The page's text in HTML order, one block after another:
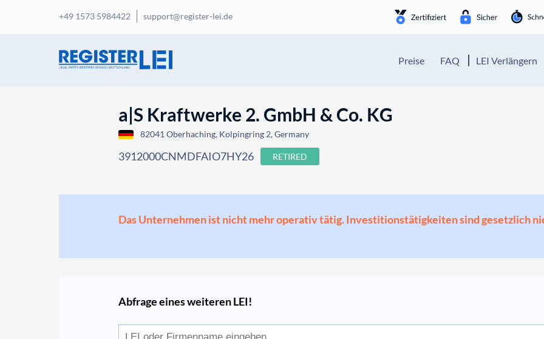
+49 1573 5984422 support@register-lei.de
Preise FAQ LEI Verlängern
a|S Kraftwerke 2. GmbH & Co. KG
82041 Oberhaching, Kolpingring 2, Germany
3912000CNMDFAIO7HY26 RETIRED
Das Unternehmen ist nicht mehr operativ tätig. Investitionstätigkeiten sind gesetzlich
Abfrage eines weiteren LEI!